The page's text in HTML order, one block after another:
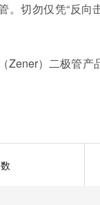
。切勿仅凭“反
Zener）二极管产